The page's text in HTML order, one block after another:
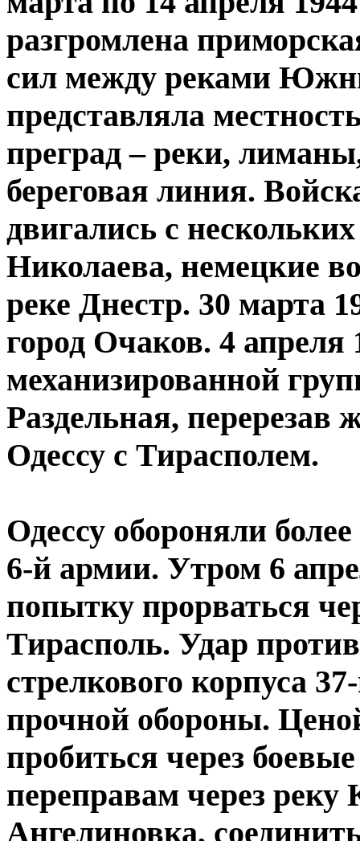
разгромлена
сил между реками
представляла
преград – реки,
береговая линия.
двигались с
Николаева, немецкие
реке Днестр. 30 марта
город Очаков. 4 апреля
механизированной
Раздельная,
Одессу с Тирасполем.
Одессу обороняли
6-й армии. Утром 6
попытку прорваться
Тирасполь. Удар
стрелкового корпуса
прочной обороны.
пробиться через
переправам через
Ангелиновка,